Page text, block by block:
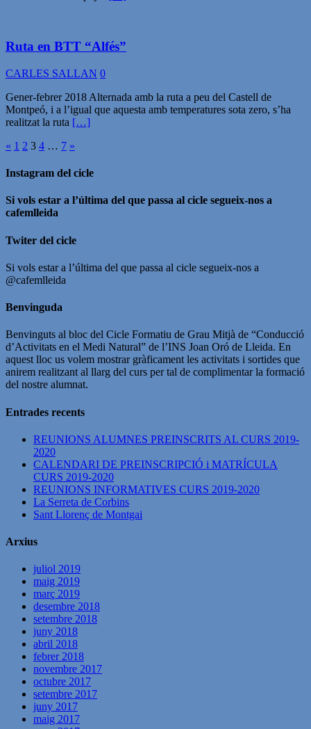
Ruta en BTT “Alfés”
CARLES SALLAN 0
Gener-febrer 2018 Alternada amb la ruta a peu del Castell de
Montpeó, i a l’igual que aquesta amb temperatures sota zero, s’ha
realitzat la ruta […]
Paginació
de
entrades
« 1 2 3 4 … 7 »
Instagram del cicle
Si vols estar a l’última del que passa al cicle segueix-nos a
cafemlleida
Twiter del cicle
Si vols estar a l’última del que passa al cicle segueix-nos a
@cafemlleida
Benvinguda
Benvinguts al bloc del Cicle Formatiu de Grau Mitjà de “Conducció
d’Activitats en el Medi Natural” de l’INS Joan Oró de Lleida. En
aquest lloc us volem mostrar gràficament les activitats i sortides que
anirem realitzant al llarg del curs per tal de complimentar la formació
del nostre alumnat.
Entrades recents
REUNIONS ALUMNES PREINSCRITS AL CURS 2019-
2020
CALENDARI DE PREINSCRIPCIÓ i MATRÍCULA
CURS 2019-2020
REUNIONS INFORMATIVES CURS 2019-2020
La Serreta de Corbins
Sant Llorenç de Montgai
Arxius
juliol 2019
maig 2019
març 2019
desembre 2018
setembre 2018
juny 2018
abril 2018
febrer 2018
novembre 2017
octubre 2017
setembre 2017
juny 2017
maig 2017